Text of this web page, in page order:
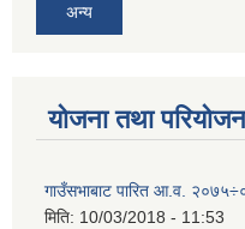
अन्य
योजना तथा
गाउँसभाबाट पारित आ.व.
मिति: 10/03/2018 - 11:53